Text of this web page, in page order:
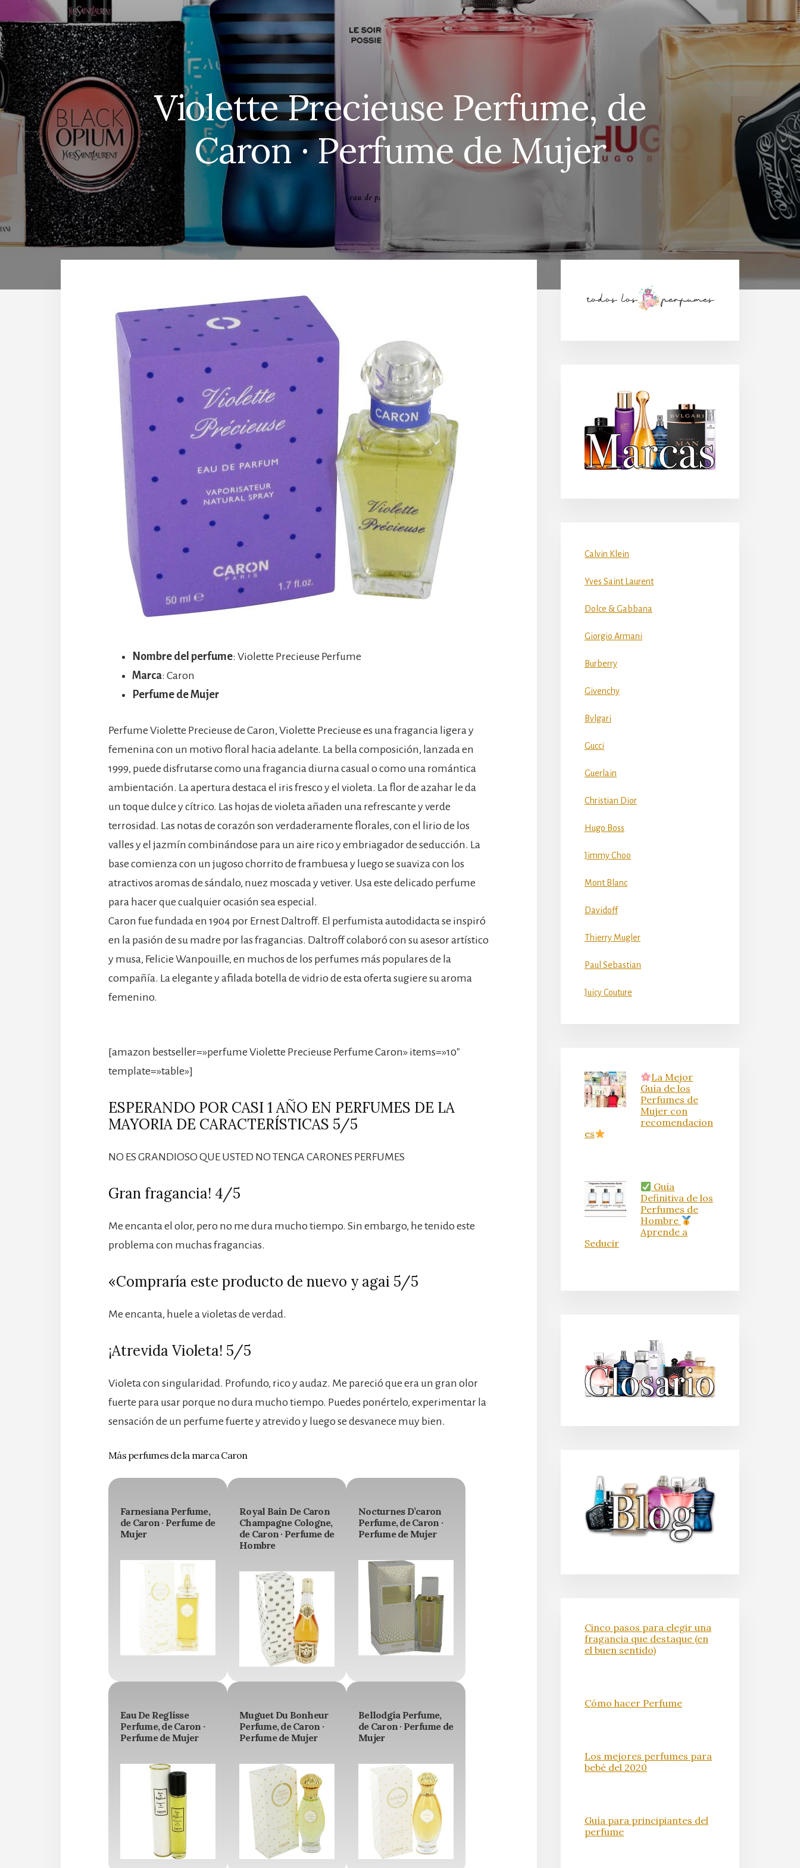
Violette Precieuse Perfume, de
Caron · Perfume de Mujer
Nombre del perfume: Violette Precieuse Perfume
Marca: Caron
Perfume de Mujer
Perfume Violette Precieuse de Caron, Violette Precieuse es una fragancia ligera y
femenina con un motivo floral hacia adelante. La bella composición, lanzada en
1999, puede disfrutarse como una fragancia diurna casual o como una romántica
ambientación. La apertura destaca el iris fresco y el violeta. La flor de azahar le da
un toque dulce y cítrico. Las hojas de violeta añaden una refrescante y verde
terrosidad. Las notas de corazón son verdaderamente florales, con el lirio de los
valles y el jazmín combinándose para un aire rico y embriagador de seducción. La
base comienza con un jugoso chorrito de frambuesa y luego se suaviza con los
atractivos aromas de sándalo, nuez moscada y vetiver. Usa este delicado perfume
para hacer que cualquier ocasión sea especial.
Caron fue fundada en 1904 por Ernest Daltroff. El perfumista autodidacta se inspiró
en la pasión de su madre por las fragancias. Daltroff colaboró con su asesor artístico
y musa, Felicie Wanpouille, en muchos de los perfumes más populares de la
compañía. La elegante y afilada botella de vidrio de esta oferta sugiere su aroma
femenino.
[amazon bestseller=»perfume Violette Precieuse Perfume Caron» items=»10″
template=»table»]
ESPERANDO POR CASI 1 AÑO EN PERFUMES DE LA
MAYORIA DE CARACTERÍSTICAS 5/5
NO ES GRANDIOSO QUE USTED NO TENGA CARONES PERFUMES
Gran fragancia! 4/5
Me encanta el olor, pero no me dura mucho tiempo. Sin embargo, he tenido este
problema con muchas fragancias.
«Compraría este producto de nuevo y agai 5/5
Me encanta, huele a violetas de verdad.
¡Atrevida Violeta! 5/5
Violeta con singularidad. Profundo, rico y audaz. Me pareció que era un gran olor
fuerte para usar porque no dura mucho tiempo. Puedes ponértelo, experimentar la
sensación de un perfume fuerte y atrevido y luego se desvanece muy bien.
Más perfumes de la marca Caron
Farnesiana Perfume,
de Caron · Perfume de
Mujer
Royal Bain De Caron
Champagne Cologne,
de Caron · Perfume de
Hombre
Nocturnes D’caron
Perfume, de Caron ·
Perfume de Mujer
Eau De Reglisse
Perfume, de Caron ·
Perfume de Mujer
Muguet Du Bonheur
Perfume, de Caron ·
Perfume de Mujer
Bellodgia Perfume,
de Caron · Perfume de
Mujer
lateral
Calvin Klein
Yves Saint Laurent
Dolce & Gabbana
Giorgio Armani
Burberry
Givenchy
Bvlgari
Gucci
Guerlain
Christian Dior
Hugo Boss
Jimmy Choo
Mont Blanc
Davidoff
Thierry Mugler
Paul Sebastian
Juicy Couture
La Mejor
Guía de los
Perfumes de
Mujer con
recomendacion
es
Guía
Definitiva de los
Perfumes de
Hombre
Aprende a
Seducir
Cinco pasos para elegir una
fragancia que destaque (en
el buen sentido)
Cómo hacer Perfume
Los mejores perfumes para
bebé del 2020
Guía para principiantes del
perfume